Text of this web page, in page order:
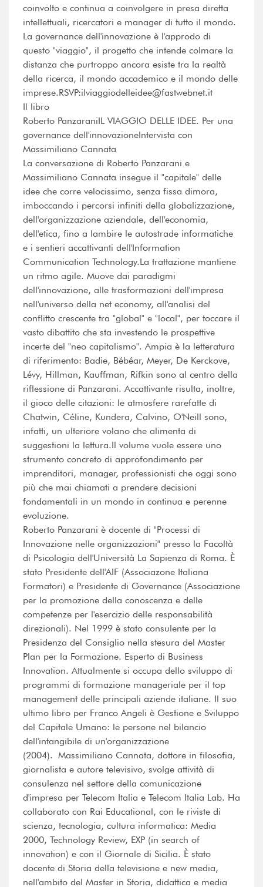
coinvolto e continua a coinvolgere in presa diretta
intellettuali, ricercatori e manager di tutto il mondo.
La governance dell'innovazione è l'approdo di
questo "viaggio", il progetto che intende colmare la
distanza che purtroppo ancora esiste tra la realtà
della ricerca, il mondo accademico e il mondo delle
imprese.RSVP:ilviaggiodelleidee@fastwebnet.it
Il libro
Roberto PanzaraniIL VIAGGIO DELLE IDEE. Per una
governance dell'innovazioneIntervista con
Massimiliano Cannata
La conversazione di Roberto Panzarani e
Massimiliano Cannata insegue il "capitale" delle
idee che corre velocissimo, senza fissa dimora,
imboccando i percorsi infiniti della globalizzazione,
dell'organizzazione aziendale, dell'economia,
dell'etica, fino a lambire le autostrade informatiche
e i sentieri accattivanti dell'Information
Communication Technology.La trattazione mantiene
un ritmo agile. Muove dai paradigmi
dell'innovazione, alle trasformazioni dell'impresa
nell'universo della net economy, all'analisi del
conflitto crescente tra "global" e "local", per toccare il
vasto dibattito che sta investendo le prospettive
incerte del "neo capitalismo". Ampia è la letteratura
di riferimento: Badie, Bébéar, Meyer, De Kerckove,
Lévy, Hillman, Kauffman, Rifkin sono al centro della
riflessione di Panzarani. Accattivante risulta, inoltre,
il gioco delle citazioni: le atmosfere rarefatte di
Chatwin, Céline, Kundera, Calvino, O'Neill sono,
infatti, un ulteriore volano che alimenta di
suggestioni la lettura.Il volume vuole essere uno
strumento concreto di approfondimento per
imprenditori, manager, professionisti che oggi sono
più che mai chiamati a prendere decisioni
fondamentali in un mondo in continua e perenne
evoluzione.
Roberto Panzarani è docente di "Processi di
Innovazione nelle organizzazioni" presso la Facoltà
di Psicologia dell'Università La Sapienza di Roma. È
stato Presidente dell'AIF (Associazone Italiana
Formatori) e Presidente di Governance (Associazione
per la promozione della conoscenza e delle
competenze per l'esercizio delle responsabilità
direzionali). Nel 1999 è stato consulente per la
Presidenza del Consiglio nella stesura del Master
Plan per la Formazione. Esperto di Business
Innovation. Attualmente si occupa dello sviluppo di
programmi di formazione manageriale per il top
management delle principali aziende italiane. Il suo
ultimo libro per Franco Angeli è Gestione e Sviluppo
del Capitale Umano: le persone nel bilancio
dell'intangibile di un'organizzazione
(2004). Massimiliano Cannata, dottore in filosofia,
giornalista e autore televisivo, svolge attività di
consulenza nel settore della comunicazione
d'impresa per Telecom Italia e Telecom Italia Lab. Ha
collaborato con Rai Educational, con le riviste di
scienza, tecnologia, cultura informatica: Media
2000, Technology Review, EXP (in search of
innovation) e con il Giornale di Sicilia. È stato
docente di Storia della televisione e new media,
nell'ambito del Master in Storia, didattica e media